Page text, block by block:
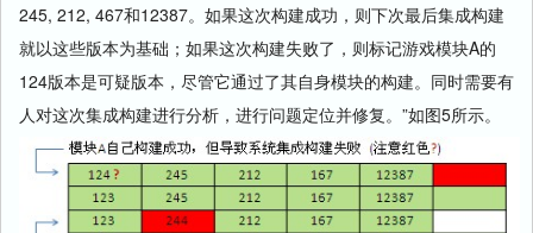
245, 212, 467和12387。如果这次构建成功，则下次最后集成构建
就以这些版本为基础；如果这次构建失败了，则标记游戏模块A的
124版本是可疑版本，尽管它通过了其自身模块的构建。同时需要有
人对这次集成构建进行分析，进行问题定位并修复。”如图5所示。